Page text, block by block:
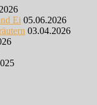
Ei 05.06.2026
03.04.2026